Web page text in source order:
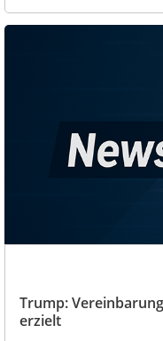
Trump:
erzielt